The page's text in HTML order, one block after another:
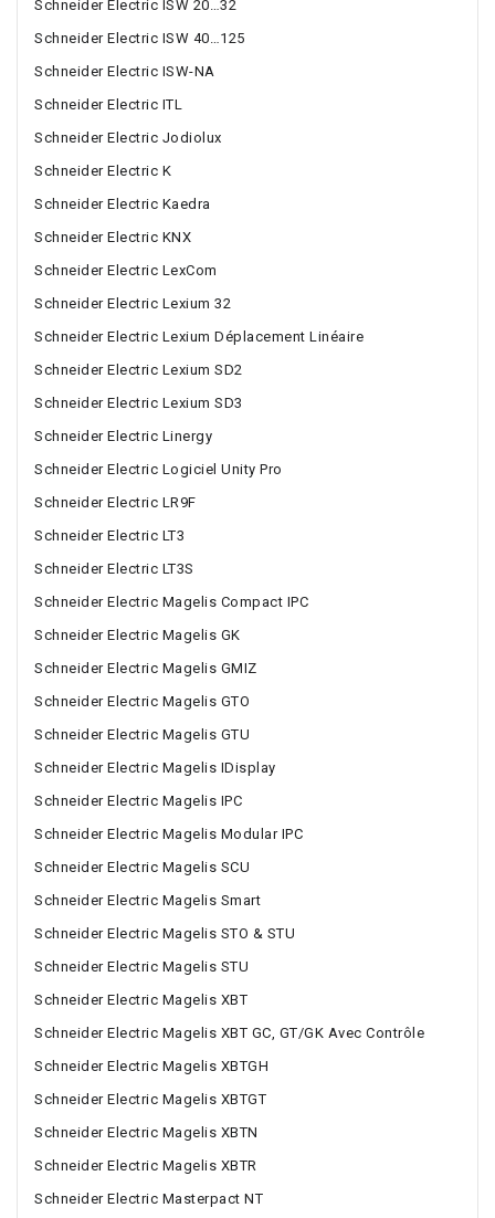
Schneider Electric ISW 20…32
Schneider Electric ISW 40…125
Schneider Electric ISW-NA
Schneider Electric ITL
Schneider Electric Jodiolux
Schneider Electric K
Schneider Electric Kaedra
Schneider Electric KNX
Schneider Electric LexCom
Schneider Electric Lexium 32
Schneider Electric Lexium Déplacement Linéaire
Schneider Electric Lexium SD2
Schneider Electric Lexium SD3
Schneider Electric Linergy
Schneider Electric Logiciel Unity Pro
Schneider Electric LR9F
Schneider Electric LT3
Schneider Electric LT3S
Schneider Electric Magelis Compact IPC
Schneider Electric Magelis GK
Schneider Electric Magelis GMIZ
Schneider Electric Magelis GTO
Schneider Electric Magelis GTU
Schneider Electric Magelis IDisplay
Schneider Electric Magelis IPC
Schneider Electric Magelis Modular IPC
Schneider Electric Magelis SCU
Schneider Electric Magelis Smart
Schneider Electric Magelis STO & STU
Schneider Electric Magelis STU
Schneider Electric Magelis XBT
Schneider Electric Magelis XBT GC, GT/GK Avec Contrôle
Schneider Electric Magelis XBTGH
Schneider Electric Magelis XBTGT
Schneider Electric Magelis XBTN
Schneider Electric Magelis XBTR
Schneider Electric Masterpact NT